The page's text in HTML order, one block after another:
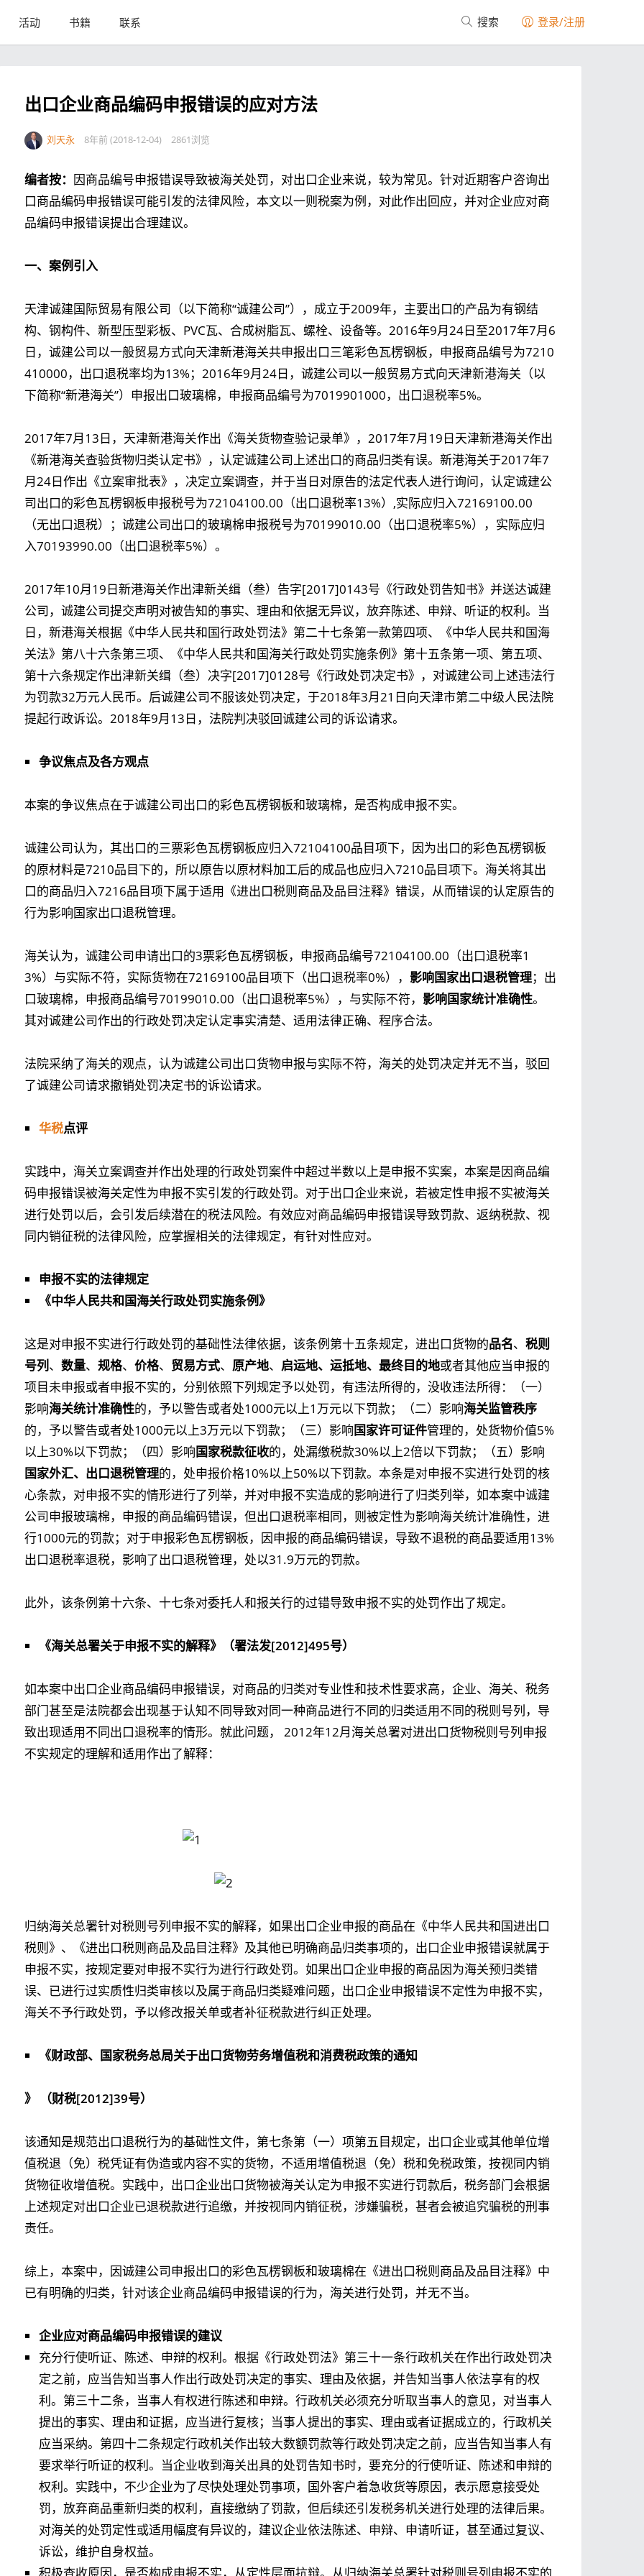
活动 书籍 联系 搜索 登录/注册
出口企业商品编码申报错误的应对方法
刘天永 8年前 (2018-12-04) 2861浏览
编者按： 因商品编号申报错误导致被海关处罚，对出口企业来说，较为常见。针对近期客户咨询出
口商品编码申报错误可能引发的法律风险，本文以一则税案为例，对此作出回应，并对企业应对商
品编码申报错误提出合理建议。
一、案例引入
天津诚建国际贸易有限公司（以下简称“诚建公司”），成立于2009年，主要出口的产品为有钢结
构、钢构件、新型压型彩板、PVC瓦、合成树脂瓦、螺栓、设备等。2016年9月24日至2017年7月6
日，诚建公司以一般贸易方式向天津新港海关共申报出口三笔彩色瓦楞钢板，申报商品编号为7210
410000，出口退税率均为13%；2016年9月24日，诚建公司以一般贸易方式向天津新港海关（以
下简称“新港海关”）申报出口玻璃棉，申报商品编号为7019901000，出口退税率5%。
2017年7月13日，天津新港海关作出《海关货物查验记录单》，2017年7月19日天津新港海关作出
《新港海关查验货物归类认定书》，认定诚建公司上述出口的商品归类有误。新港海关于2017年7
月24日作出《立案审批表》，决定立案调查，并于当日对原告的法定代表人进行询问，认定诚建公
司出口的彩色瓦楞钢板申报税号为72104100.00（出口退税率13%）,实际应归入72169100.00
（无出口退税）；诚建公司出口的玻璃棉申报税号为70199010.00（出口退税率5%），实际应归
入70193990.00（出口退税率5%）。
2017年10月19日新港海关作出津新关缉（叁）告字[2017]0143号《行政处罚告知书》并送达诚建
公司，诚建公司提交声明对被告知的事实、理由和依据无异议，放弃陈述、申辩、听证的权利。当
日，新港海关根据《中华人民共和国行政处罚法》第二十七条第一款第四项、《中华人民共和国海
关法》第八十六条第三项、《中华人民共和国海关行政处罚实施条例》第十五条第一项、第五项、
第十六条规定作出津新关缉（叁）决字[2017]0128号《行政处罚决定书》，对诚建公司上述违法行
为罚款32万元人民币。后诚建公司不服该处罚决定，于2018年3月21日向天津市第二中级人民法院
提起行政诉讼。2018年9月13日，法院判决驳回诚建公司的诉讼请求。
争议焦点及各方观点
本案的争议焦点在于诚建公司出口的彩色瓦楞钢板和玻璃棉，是否构成申报不实。
诚建公司认为，其出口的三票彩色瓦楞钢板应归入72104100品目项下，因为出口的彩色瓦楞钢板
的原材料是7210品目下的，所以原告以原材料加工后的成品也应归入7210品目项下。海关将其出
口的商品归入7216品目项下属于适用《进出口税则商品及品目注释》错误，从而错误的认定原告的
行为影响国家出口退税管理。
海关认为，诚建公司申请出口的3票彩色瓦楞钢板，申报商品编号72104100.00（出口退税率1
3%）与实际不符，实际货物在72169100品目项下（出口退税率0%）， 影响国家出口退税管理；出
口玻璃棉，申报商品编号70199010.00（出口退税率5%），与实际不符， 影响国家统计准确性。
其对诚建公司作出的行政处罚决定认定事实清楚、适用法律正确、程序合法。
法院采纳了海关的观点，认为诚建公司出口货物申报与实际不符，海关的处罚决定并无不当，驳回
了诚建公司请求撤销处罚决定书的诉讼请求。
华税点评
实践中，海关立案调查并作出处理的行政处罚案件中超过半数以上是申报不实案，本案是因商品编
码申报错误被海关定性为申报不实引发的行政处罚。对于出口企业来说，若被定性申报不实被海关
进行处罚以后，会引发后续潜在的税法风险。有效应对商品编码申报错误导致罚款、返纳税款、视
同内销征税的法律风险，应掌握相关的法律规定，有针对性应对。
申报不实的法律规定
《中华人民共和国海关行政处罚实施条例》
这是对申报不实进行行政处罚的基础性法律依据，该条例第十五条规定，进出口货物的品名、 税则
号列 、 数量、 规格、 价格、 贸易方式、 原产地、 启运地、运抵地、最终目的地或者其他应当申报的
项目未申报或者申报不实的，分别依照下列规定予以处罚，有违法所得的，没收违法所得：（一）
影响海关统计准确性的，予以警告或者处1000元以上1万元以下罚款；（二）影响海关监管秩序
的，予以警告或者处1000元以上3万元以下罚款；（三）影响国家许可证件管理的，处货物价值5%
以上30%以下罚款；（四）影响国家税款征收的，处漏缴税款30%以上2倍以下罚款；（五）影响
国家外汇、出口退税管理的，处申报价格10%以上50%以下罚款。本条是对申报不实进行处罚的核
心条款，对申报不实的情形进行了列举，并对申报不实造成的影响进行了归类列举，如本案中诚建
公司申报玻璃棉，申报的商品编码错误，但出口退税率相同，则被定性为影响海关统计准确性，进
行1000元的罚款；对于申报彩色瓦楞钢板，因申报的商品编码错误，导致不退税的商品要适用13%
出口退税率退税，影响了出口退税管理，处以31.9万元的罚款。
此外，该条例第十六条、十七条对委托人和报关行的过错导致申报不实的处罚作出了规定。
《海关总署关于申报不实的解释》（署法发[2012]495号）
如本案中出口企业商品编码申报错误，对商品的归类对专业性和技术性要求高，企业、海关、税务
部门甚至是法院都会出现基于认知不同导致对同一种商品进行不同的归类适用不同的税则号列，导
致出现适用不同出口退税率的情形。就此问题， 2012年12月海关总署对进出口货物税则号列申报
不实规定的理解和适用作出了解释：
归纳海关总署针对税则号列申报不实的解释，如果出口企业申报的商品在《中华人民共和国进出口
税则》、《进出口税则商品及品目注释》及其他已明确商品归类事项的，出口企业申报错误就属于
申报不实，按规定要对申报不实行为进行行政处罚。如果出口企业申报的商品因为海关预归类错
误、已进行过实质性归类审核以及属于商品归类疑难问题，出口企业申报错误不定性为申报不实，
海关不予行政处罚，予以修改报关单或者补征税款进行纠正处理。
《财政部、国家税务总局关于出口货物劳务增值税和消费税政策的通知
》 （财税[2012]39号）
该通知是规范出口退税行为的基础性文件，第七条第（一）项第五目规定，出口企业或其他单位增
值税退（免）税凭证有伪造或内容不实的货物，不适用增值税退（免）税和免税政策，按视同内销
货物征收增值税。实践中，出口企业出口货物被海关认定为申报不实进行罚款后，税务部门会根据
上述规定对出口企业已退税款进行追缴，并按视同内销征税，涉嫌骗税，甚者会被追究骗税的刑事
责任。
综上，本案中，因诚建公司申报出口的彩色瓦楞钢板和玻璃棉在《进出口税则商品及品目注释》中
已有明确的归类，针对该企业商品编码申报错误的行为，海关进行处罚，并无不当。
企业应对商品编码申报错误的建议
充分行使听证、陈述、申辩的权利。根据《行政处罚法》第三十一条行政机关在作出行政处罚决
定之前，应当告知当事人作出行政处罚决定的事实、理由及依据，并告知当事人依法享有的权
利。第三十二条，当事人有权进行陈述和申辩。行政机关必须充分听取当事人的意见，对当事人
提出的事实、理由和证据，应当进行复核；当事人提出的事实、理由或者证据成立的，行政机关
应当采纳。第四十二条规定行政机关作出较大数额罚款等行政处罚决定之前，应当告知当事人有
要求举行听证的权利。当企业收到海关出具的处罚告知书时，要充分的行使听证、陈述和申辩的
权利。实践中，不少企业为了尽快处理处罚事项，国外客户着急收货等原因，表示愿意接受处
罚，放弃商品重新归类的权利，直接缴纳了罚款，但后续还引发税务机关进行处理的法律后果。
对海关的处罚定性或适用幅度有异议的，建议企业依法陈述、申辩、申请听证，甚至通过复议、
诉讼，维护自身权益。